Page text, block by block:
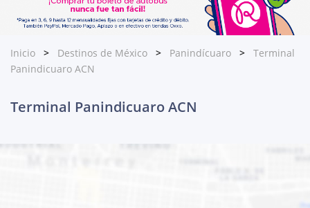
Inicio Destinos de México Panindícuaro
Terminal
Panindicuaro ACN
Terminal Panindicuaro ACN